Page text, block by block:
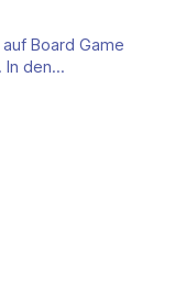
Board Game
In den
die